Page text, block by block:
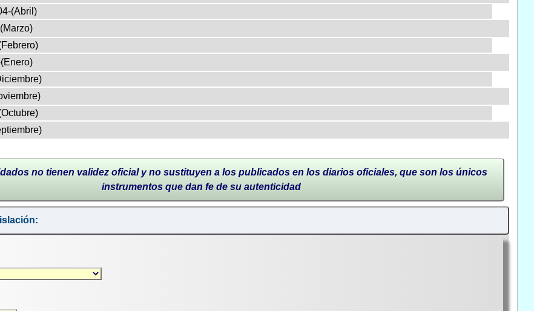
(Abril)
no tienen validez oficial y no sustituyen a los publicados en los diarios oficiales, que son los únicos
instrumentos que dan fe de su autenticidad